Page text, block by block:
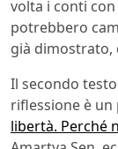
volta i conti con
potrebbero
già dimostrato,
Il secondo
riflessione è
libertà. Perché